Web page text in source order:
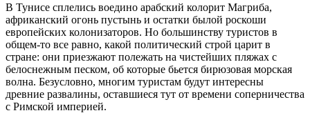
В Тунисе сплелись воедино арабский колорит Магриба,
африканский огонь пустынь и остатки былой роскоши
европейских колонизаторов. Но большинству туристов в
общем-то все равно, какой политический строй царит в
стране: они приезжают полежать на чистейших пляжах с
белоснежным песком, об которые бьется бирюзовая морская
волна. Безусловно, многим туристам будут интересны
древние развалины, оставшиеся тут от времени соперничества
с Римской империей.